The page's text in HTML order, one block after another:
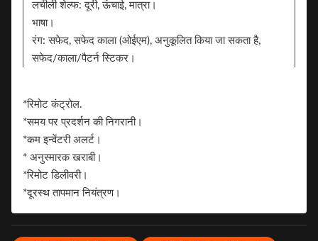
लचीली शेल्फ: दूरी, ऊंचाई, मात्रा।
भाषा।
रंग: सफेद, सफेद काला (ओईएम), अनुकूलित किया जा सकता है,
सफेद/काला/पैटर्न स्टिकर।
*रिमोट कंट्रोल.
*समय पर प्रदर्शन की निगरानी।
*कम इन्वेंटरी अलर्ट।
* अनुस्मारक खराबी।
*रिमोट डिलीवरी।
*दूरस्थ तापमान नियंत्रण।